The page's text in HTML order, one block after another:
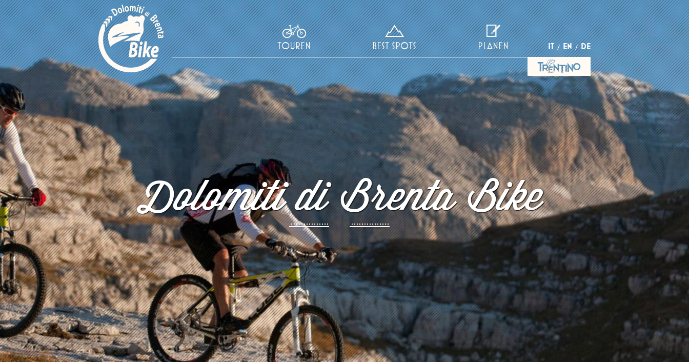
IT EN DE
TOUREN BEST SPOTS PLANEN
Dolomiti di Brenta Bike